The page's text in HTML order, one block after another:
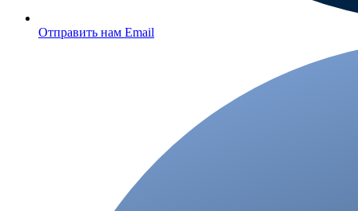
Отправить нам Email